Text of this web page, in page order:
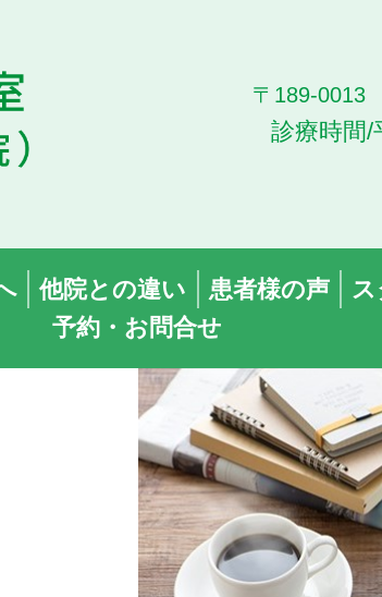
〒189-0013
診療時間/
他院との違い 患者様の声
予約・お問合せ